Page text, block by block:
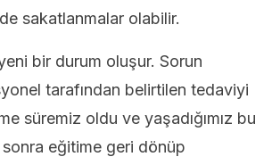
sakatlanmalar olabilir.
bir durum oluşur. Sorun
tarafından belirtilen tedaviyi
süremiz oldu ve yaşadığımız bu
eğitime geri dönüp